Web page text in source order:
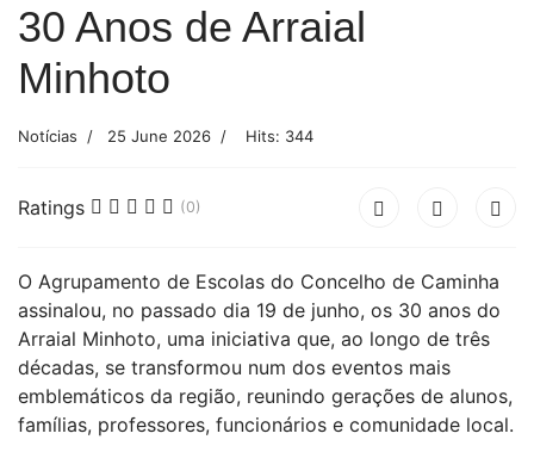
30 Anos de Arraial
Minhoto
Notícias 25 June 2026 Hits: 344
Ratings (0)
O Agrupamento de Escolas do Concelho de Caminha
assinalou, no passado dia 19 de junho, os 30 anos do
Arraial Minhoto, uma iniciativa que, ao longo de três
décadas, se transformou num dos eventos mais
emblemáticos da região, reunindo gerações de alunos,
famílias, professores, funcionários e comunidade local.